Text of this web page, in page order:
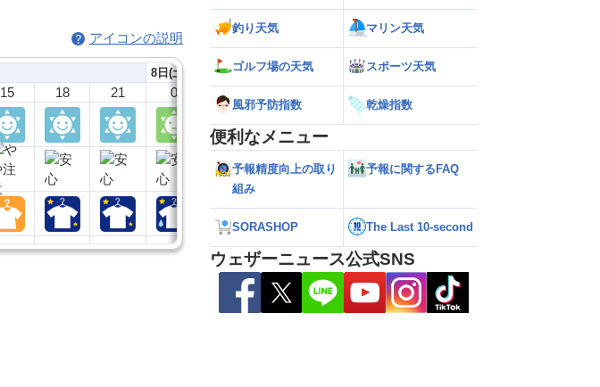
アイコンの説明
15 18 21
8日(土)
0
釣り天気 マリン天気
ゴルフ場の天気 スポーツ天気
風邪予防指数 乾燥指数
便利なメニュー
予報精度向上の取り
組み
予報に関するFAQ
SORASHOP The Last 10-second
ウェザーニュース公式SNS